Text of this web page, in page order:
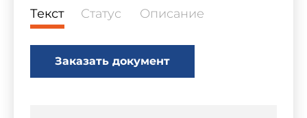
Текст Статус Описание
Заказать документ